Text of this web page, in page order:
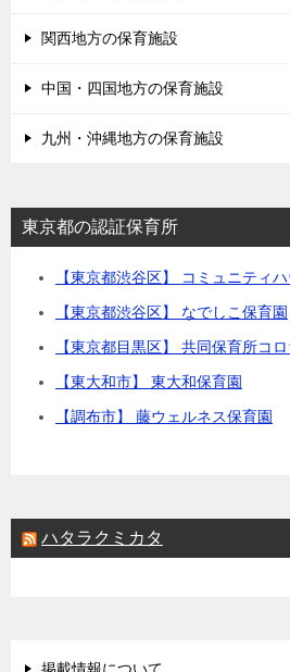
関西地方の保育施設
中国・四国地方の保育施設
九州・沖縄地方の保育施設
東京都の認証保育所
【東京都渋谷区】 コミュニティ
【東京都渋谷区】 なでしこ保育園
【東京都目黒区】 共同保育所コ
【東大和市】 東大和保育園
【調布市】 藤ウェルネス保育園
ハタラクミカタ